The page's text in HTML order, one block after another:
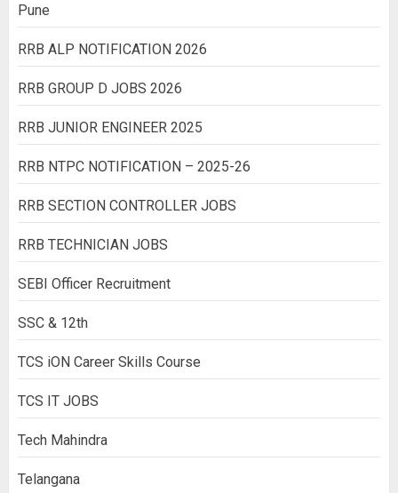
Pune
RRB ALP NOTIFICATION 2026
RRB GROUP D JOBS 2026
RRB JUNIOR ENGINEER 2025
RRB NTPC NOTIFICATION – 2025-26
RRB SECTION CONTROLLER JOBS
RRB TECHNICIAN JOBS
SEBI Officer Recruitment
SSC & 12th
TCS iON Career Skills Course
TCS IT JOBS
Tech Mahindra
Telangana